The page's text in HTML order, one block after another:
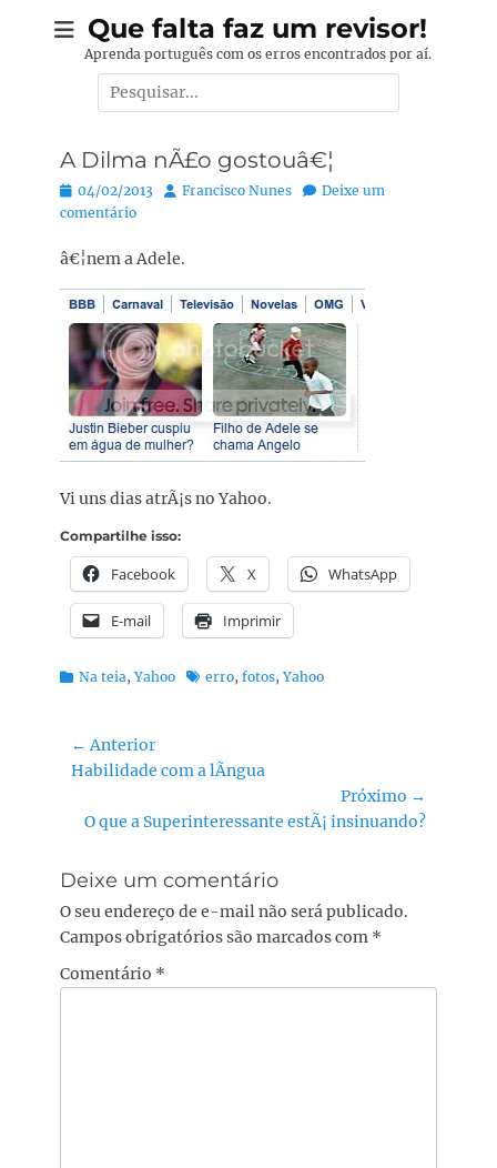
Que falta faz um revisor!
Aprenda português com os erros encontrados por aí.
Pesquisar
por:
A Dilma nÃ£o gostouâ€¦
Posted
on
04/02/2013 Autor:
Francisco Nunes
Deixe um
comentário
â€¦nem a Adele.
Vi uns dias atrÃ¡s no Yahoo.
Compartilhe isso:
Facebook X WhatsApp
E-mail Imprimir
Categorias:
Na teia, Yahoo Tags:erro, fotos, Yahoo
Navegação
de
← Anterior
Post
Habilidade com a lÃ­ngua
Próximo →
Próximo
O que a Superinteressante estÃ¡ insinuando?
Deixe um comentário
O seu endereço de e-mail não será publicado.
Campos obrigatórios são marcados com *
Comentário *